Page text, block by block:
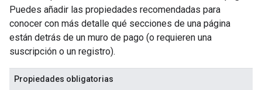
Puedes añadir las propiedades recomendadas para
conocer con más detalle qué secciones de una página
están detrás de un muro de pago (o requieren una
suscripción o un registro).
Propiedades obligatorias